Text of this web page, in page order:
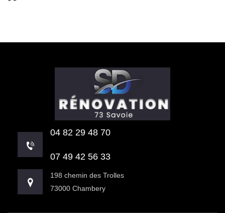
04 82 29 48 70
07 49 42 56 33
198 chemin des Trolles
73000 Chambery